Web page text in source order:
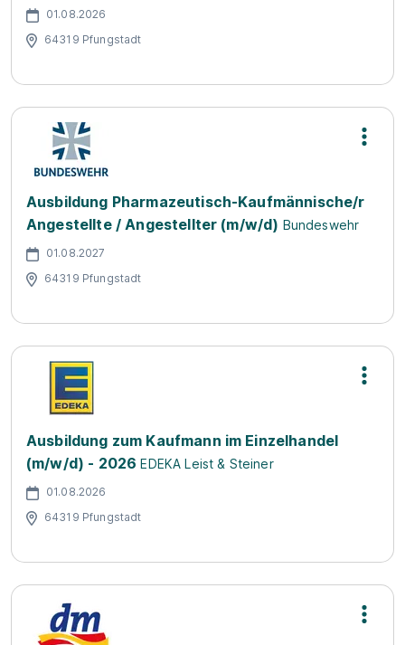
01.08.2026
64319 Pfungstadt
Ausbildung Pharmazeutisch-Kaufmännische/r
Angestellte / Angestellter (m/w/d) Bundeswehr
01.08.2027
64319 Pfungstadt
Ausbildung zum Kaufmann im Einzelhandel
(m/w/d) - 2026 EDEKA Leist & Steiner
01.08.2026
64319 Pfungstadt